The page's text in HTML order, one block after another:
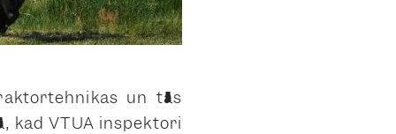
un tās
kad VTUA inspektori